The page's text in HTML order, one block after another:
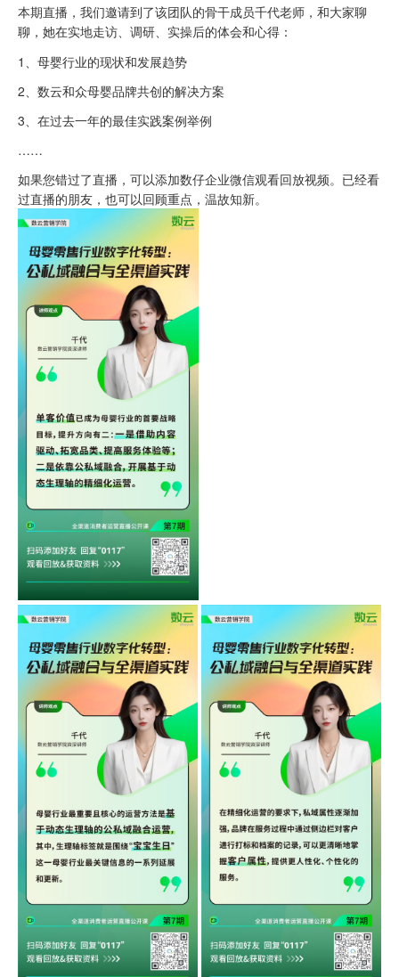
本期直播，我们邀请到了该团队的骨干成员千代老师，和大家聊
聊，她在实地走访、调研、实操后的体会和心得：
1、母婴行业的现状和发展趋势
2、数云和众母婴品牌共创的解决方案
3、在过去一年的最佳实践案例举例
……
如果您错过了直播，可以添加数仔企业微信观看回放视频。已经看
过直播的朋友，也可以回顾重点，温故知新。